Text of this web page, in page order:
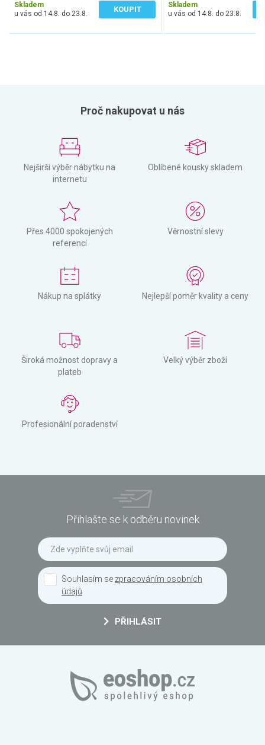
Skladem
u vás od 14.8. do 23.8.
KOUPIT
Skladem
u vás od 14.8. do 23.8.
Proč nakupovat u nás
Nejširší výběr nábytku na
internetu
Oblíbené kousky skladem
Přes 4000 spokojených
referencí
Věrnostní slevy
Nákup na splátky Nejlepší poměr kvality a ceny
Široká možnost dopravy a
plateb
Velký výběr zboží
Profesionální poradenství
Přihlašte se k odběru novinek
Souhlasím se zpracováním osobních
údajů
PŘIHLÁSIT